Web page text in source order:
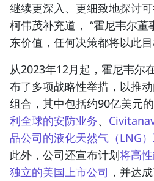
继续更深入、更细致地探讨
柯伟茂补充道 ， “霍尼韦尔
东价值，任何决策都将以此
从2023年12月起，霍尼韦尔
布了多项战略性举措，以推
组合，其中包括约90亿美元
利全球的安防业务、
品公司的液化天然气（LNG
此外，公司还宣布计划将高
独立的美国上市公司 ，并达